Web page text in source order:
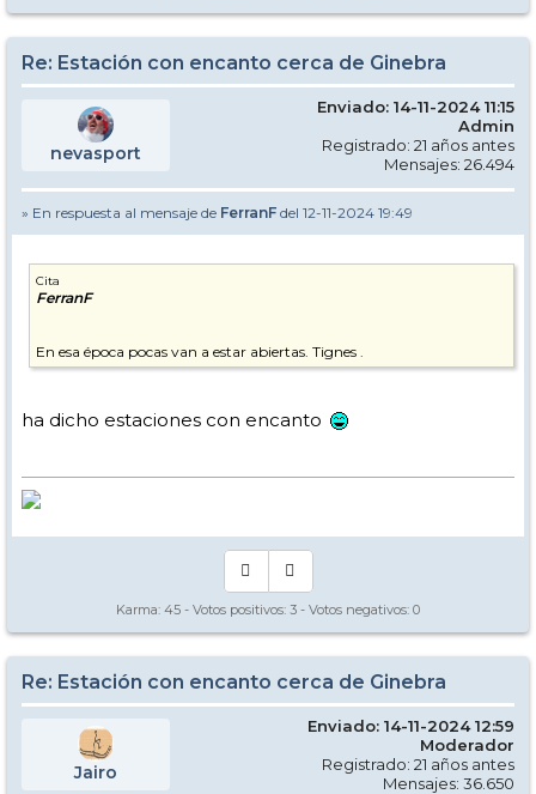
Re: Estación con encanto cerca de Ginebra
nevasport
Enviado: 14-11-2024 11:15
Admin
Registrado: 21 años antes
Mensajes: 26.494
» En respuesta al mensaje de FerranF del 12-11-2024 19:49
Cita
FerranF
En esa época pocas van a estar abiertas. Tignes .
ha dicho estaciones con encanto
Karma: 45 - Votos positivos: 3 - Votos negativos: 0
Re: Estación con encanto cerca de Ginebra
Jairo
Enviado: 14-11-2024 12:59
Moderador
Registrado: 21 años antes
Mensajes: 36.650